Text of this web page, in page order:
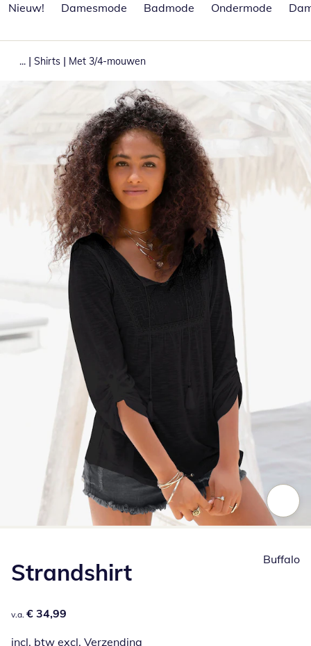
Nieuw!
Damesmode Badmode Ondermode
... | Shirts | Met 3/4-mouwen
Strandshirt
€ 34,99
v.a. € 34,99
incl. btw excl. Verzending
Buffalo